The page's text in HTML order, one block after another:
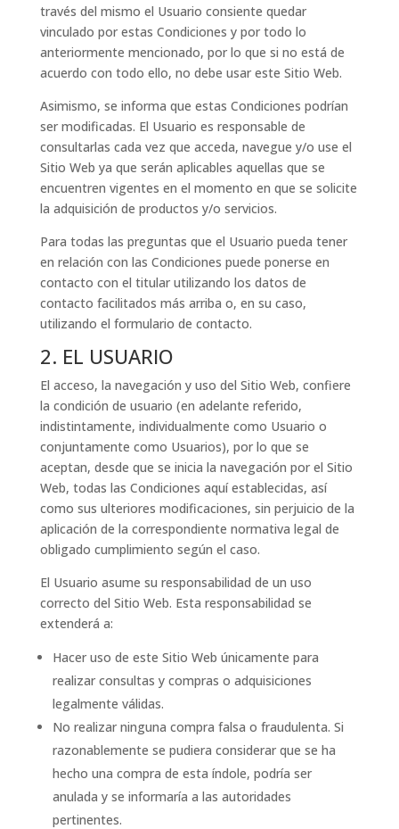
través del mismo el Usuario consiente quedar
vinculado por estas Condiciones y por todo lo
anteriormente mencionado, por lo que si no está de
acuerdo con todo ello, no debe usar este Sitio Web.
Asimismo, se informa que estas Condiciones podrían
ser modificadas. El Usuario es responsable de
consultarlas cada vez que acceda, navegue y/o use el
Sitio Web ya que serán aplicables aquellas que se
encuentren vigentes en el momento en que se solicite
la adquisición de productos y/o servicios.
Para todas las preguntas que el Usuario pueda tener
en relación con las Condiciones puede ponerse en
contacto con el titular utilizando los datos de
contacto facilitados más arriba o, en su caso,
utilizando el formulario de contacto.
2. EL USUARIO
El acceso, la navegación y uso del Sitio Web, confiere
la condición de usuario (en adelante referido,
indistintamente, individualmente como Usuario o
conjuntamente como Usuarios), por lo que se
aceptan, desde que se inicia la navegación por el Sitio
Web, todas las Condiciones aquí establecidas, así
como sus ulteriores modificaciones, sin perjuicio de la
aplicación de la correspondiente normativa legal de
obligado cumplimiento según el caso.
El Usuario asume su responsabilidad de un uso
correcto del Sitio Web. Esta responsabilidad se
extenderá a:
Hacer uso de este Sitio Web únicamente para
realizar consultas y compras o adquisiciones
legalmente válidas.
No realizar ninguna compra falsa o fraudulenta. Si
razonablemente se pudiera considerar que se ha
hecho una compra de esta índole, podría ser
anulada y se informaría a las autoridades
pertinentes.